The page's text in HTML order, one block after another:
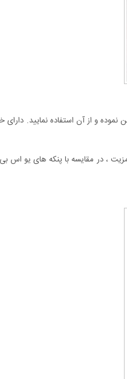
و از آن استفاده نمایید. دارای
باطری قلمی را داشته و مصرف بسیار پایینی دارد. مزیت ، در مقایسه